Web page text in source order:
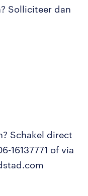
Solliciteer dan
Schakel direct
16137771 of via